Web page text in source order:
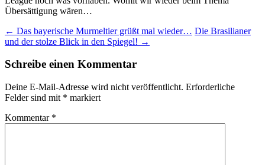
Übersättigung wären…
Beitragsnavigation
← Das bayerische Murmeltier grüßt mal wieder… Die Brasilianer
und der stolze Blick in den Spiegel! →
Schreibe einen Kommentar
Deine E-Mail-Adresse wird nicht veröffentlicht. Erforderliche
Felder sind mit * markiert
Kommentar *